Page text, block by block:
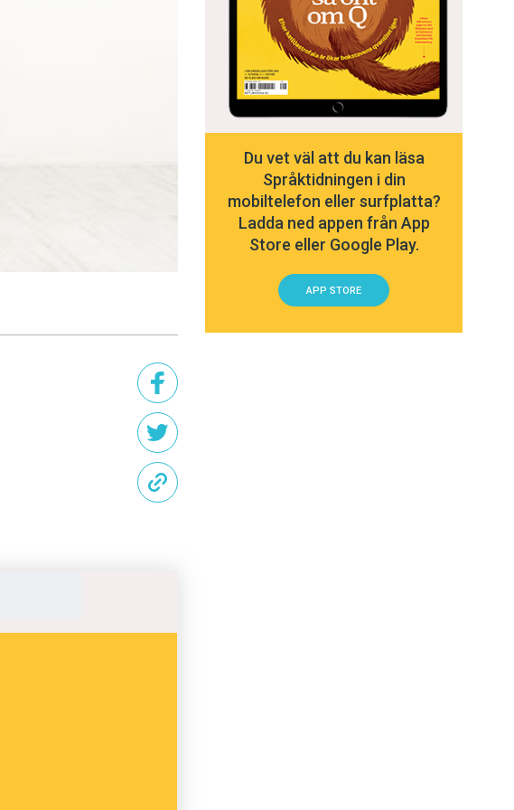
Du vet väl att du kan läsa
Språktidningen i din
mobiltelefon eller surfplatta?
Ladda ned appen från App
Store eller Google Play.
APP STORE